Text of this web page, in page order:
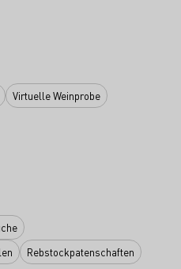
Virtuelle Weinprobe
Rebstockpatenschaften